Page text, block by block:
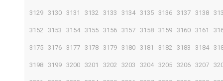
3129 3130 3131 3132 3133 3134 3135 3136 3137 3138
3152 3153 3154 3155 3156 3157 3158 3159 3160 3161
3175 3176 3177 3178 3179 3180 3181 3182 3183 3184
3198 3199 3200 3201 3202 3203 3204 3205 3206 3207